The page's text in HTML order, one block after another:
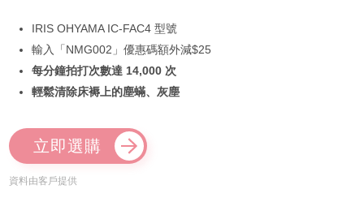
IRIS OHYAMA IC-FAC4 型號
輸入「NMG002」優惠碼額外減$25
每分鐘拍打次數達 14,000 次
輕鬆清除床褥上的塵蟎、灰塵
立即選購
資料由客戶提供